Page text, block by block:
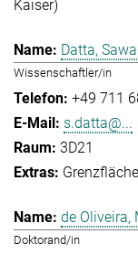
Kaiser)
Datta,
Wissenschaftler/in
+49 711
s.datta@...
3D21
de
Doktorand/in